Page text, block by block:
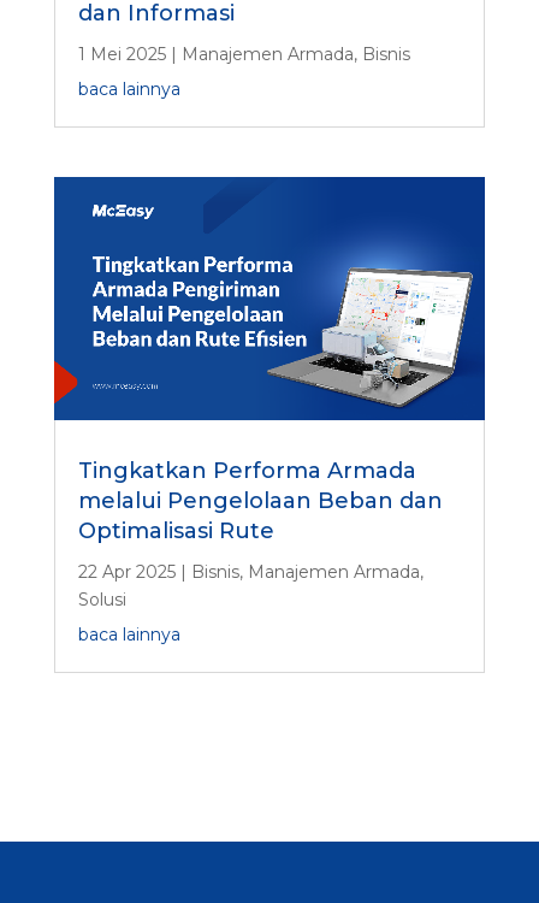
dan Informasi
1 Mei 2025| Manajemen Armada, Bisnis
baca lainnya
Tingkatkan Performa Armada
melalui Pengelolaan Beban dan
Optimalisasi Rute
22 Apr 2025| Bisnis, Manajemen Armada,
Solusi
baca lainnya